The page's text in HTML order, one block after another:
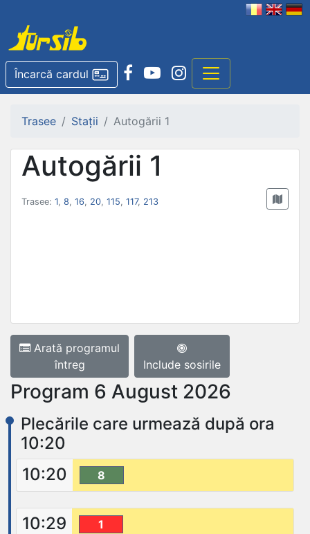
Încarcă cardul
Trasee Stații Autogării 1
Autogării 1
Trasee: 1, 8, 16, 20, 115, 117, 213
Arată programul
întreg
Include sosirile
Program 6 August 2026
Plecările care urmează după ora
10:20
10:20
8
10:29 1